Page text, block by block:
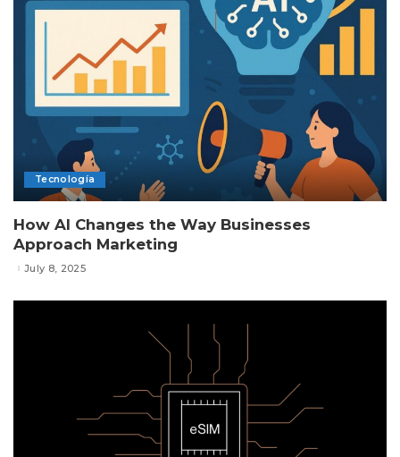
Tecnología
How AI Changes the Way Businesses
Approach Marketing
July 8, 2025